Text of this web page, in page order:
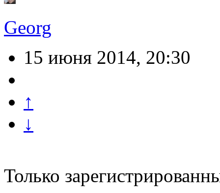
Georg
15 июня 2014, 20:30
↑
↓
Только